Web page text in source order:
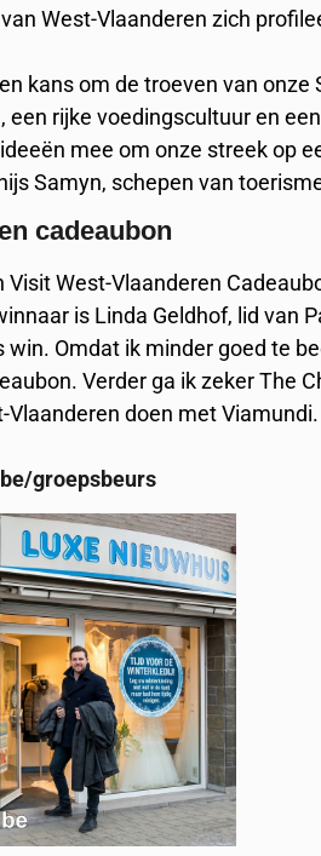
West-Vlaanderen zich
kans om de troeven van
een rijke voedingscultuur en
mee om onze streek op
Samyn, schepen van
cadeaubon
Visit West-Vlaanderen
is Linda Geldhof, lid van
Omdat ik minder goed te
Verder ga ik zeker The
doen met Viamundi.
groepsbeurs